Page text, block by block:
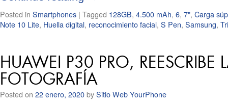
Posted in Smartphones | Tagged 128GB, 4.500 mAh, 6, 7", Carga
Note 10 Lite, Huella digital, reconocimiento facial, S Pen, Samsung,
HUAWEI P30 PRO, REESCRIBE
FOTOGRAFÍA
Posted on 22 enero, 2020bySitio Web YourPhone